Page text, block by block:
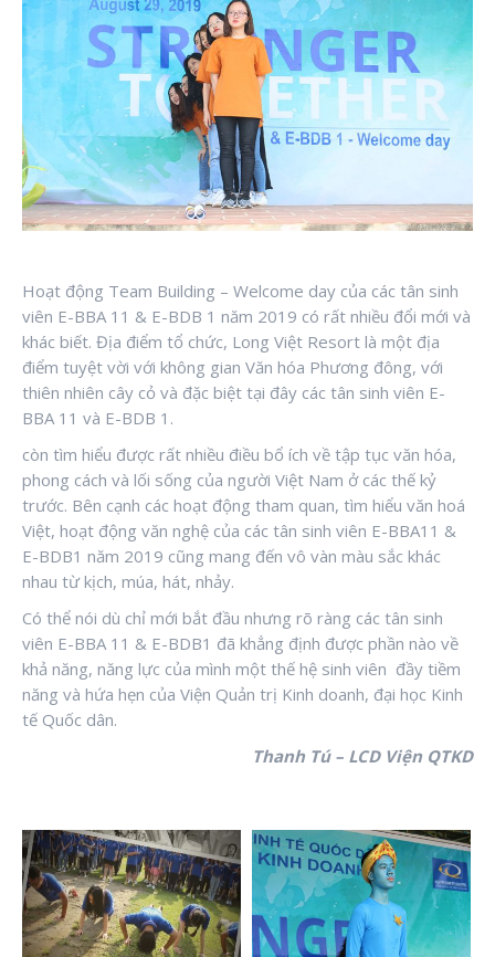
Hoạt động Team Building – Welcome day của các tân sinh
viên E-BBA 11 & E-BDB 1 năm 2019 có rất nhiều đổi mới và
khác biết. Địa điểm tổ chức, Long Việt Resort là một địa
điểm tuyệt vời với không gian Văn hóa Phương đông, với
thiên nhiên cây cỏ và đặc biệt tại đây các tân sinh viên E-
BBA 11 và E-BDB 1.
còn tìm hiểu được rất nhiều điều bổ ích về tập tục văn hóa,
phong cách và lối sống của người Việt Nam ở các thế kỷ
trước. Bên cạnh các hoạt động tham quan, tìm hiểu văn hoá
Việt, hoạt động văn nghệ của các tân sinh viên E-BBA11 &
E-BDB1 năm 2019 cũng mang đến vô vàn màu sắc khác
nhau từ kịch, múa, hát, nhảy.
Có thể nói dù chỉ mới bắt đầu nhưng rõ ràng các tân sinh
viên E-BBA 11 & E-BDB1 đã khẳng định được phần nào về
khả năng, năng lực của mình một thế hệ sinh viên đầy tiềm
năng và hứa hẹn của Viện Quản trị Kinh doanh, đại học Kinh
tế Quốc dân.
Thanh Tú – LCD Viện QTKD